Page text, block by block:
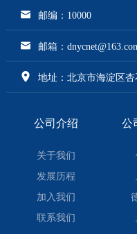
邮编：10000
邮箱：
地址：北京市海淀区
公司介绍
关于我们
发展历程
加入我们
联系我们
公